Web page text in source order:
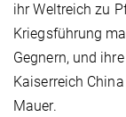
ihr Weltreich zu
Kriegsführung
Gegnern, und
Kaiserreich
Mauer.